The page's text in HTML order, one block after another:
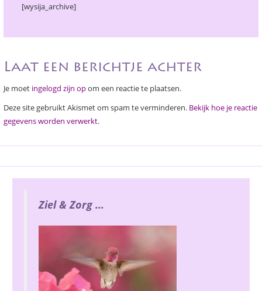
[wysija_archive]
Laat een berichtje achter
Je moet ingelogd zijn opom een reactie te plaatsen.
Deze site gebruikt Akismet om spam te verminderen. Bekijk hoe je reactie
gegevens worden verwerkt.
Ziel & Zorg …